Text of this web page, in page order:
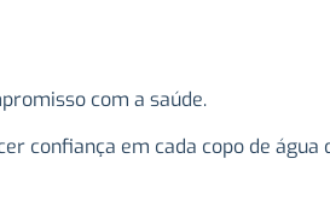
com a saúde.
confiança em cada copo de água